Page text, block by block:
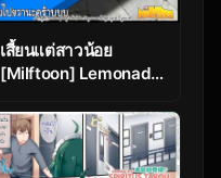
เสี้ยนแต่สาวน้อย
[Milftoon] Lemonade